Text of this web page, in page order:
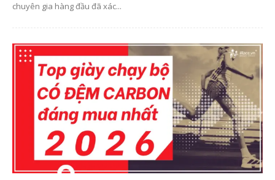
chuyên gia hàng đầu đã xác...